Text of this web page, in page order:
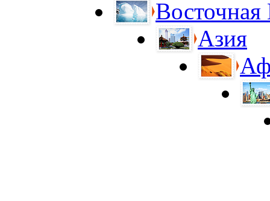
Восточная
Азия